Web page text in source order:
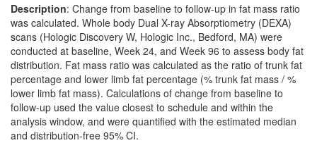
Description: Change from baseline to follow-up in fat mass ratio
was calculated. Whole body Dual X-ray Absorptiometry (DEXA)
scans (Hologic Discovery W, Hologic Inc., Bedford, MA) were
conducted at baseline, Week 24, and Week 96 to assess body fat
distribution. Fat mass ratio was calculated as the ratio of trunk fat
percentage and lower limb fat percentage (% trunk fat mass / %
lower limb fat mass). Calculations of change from baseline to
follow-up used the value closest to schedule and within the
analysis window, and were quantified with the estimated median
and distribution-free 95% CI.